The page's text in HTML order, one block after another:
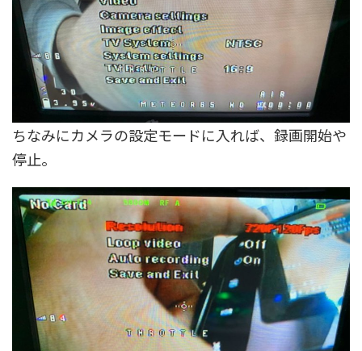
ちなみにカメラの設定モードに入れば、録画開始や
停止。